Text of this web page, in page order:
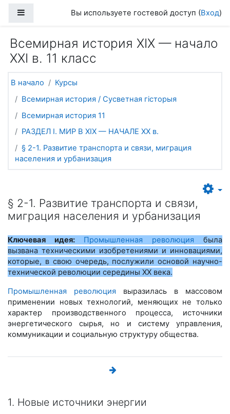
Боковая панельВы используете гостевой доступ (Вход)
Всемирная история ХІХ — начало
ХХІ в. 11 класс
В начало
Курсы
Всемирная история / Сусветная гісторыя
Всемирная история 11
РАЗДЕЛ I. МИР В ХIХ — НАЧАЛЕ ХХ в.
§ 2-1. Развитие транспорта и связи, миграция
населения и урбанизация
§ 2-1. Развитие транспорта и связи,
миграция населения и урбанизация
Ключевая идея: Промышленная революция была
вызвана техническими изобретениями и инновациями,
которые, в свою очередь, послужили основой научно-
технической революции середины ХХ века.
Промышленная революция выразилась в массовом
применении новых технологий, меняющих не только
характер производственного процесса, источники
энергетического сырья, но и систему управления,
коммуникации и социальную структуру общества.
1. Новые источники энергии